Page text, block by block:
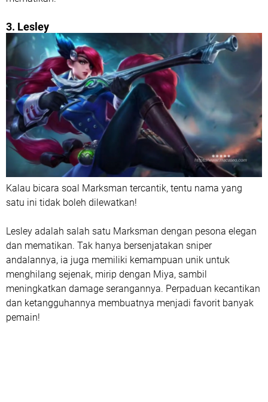
3. Lesley
Kalau bicara soal Marksman tercantik, tentu nama yang
satu ini tidak boleh dilewatkan!
Lesley adalah salah satu Marksman dengan pesona elegan
dan mematikan. Tak hanya bersenjatakan sniper
andalannya, ia juga memiliki kemampuan unik untuk
menghilang sejenak, mirip dengan Miya, sambil
meningkatkan damage serangannya. Perpaduan kecantikan
dan ketangguhannya membuatnya menjadi favorit banyak
pemain!